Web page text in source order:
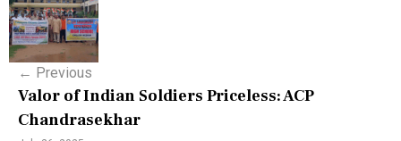
o
s
n
← Previous
Valor of Indian Soldiers Priceless: ACP
Chandrasekhar